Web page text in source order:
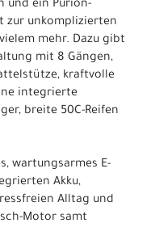
und ein Purion-
zur unkomplizierten
mehr. Dazu gibt
mit 8 Gängen,
kraftvolle
integrierte
breite 50C-Reifen
wartungsarmes E-
Akku,
Alltag und
Motor samt